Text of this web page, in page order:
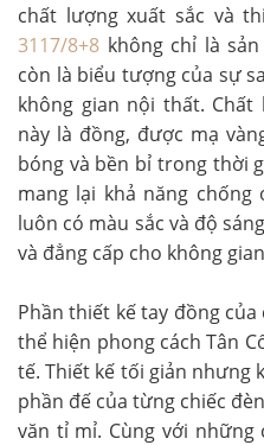
chất lượng xuất sắc và
3117/8+8 không chỉ là
còn là biểu tượng của sự
không gian nội thất.
này là đồng, được mạ
bóng và bền bỉ trong thời
mang lại khả năng chống
luôn có màu sắc và độ
và đẳng cấp cho không
Phần thiết kế tay đồng
thể hiện phong cách Tân
tế. Thiết kế tối giản nhưng
phần đế của từng chiếc
văn tỉ mỉ. Cùng với những